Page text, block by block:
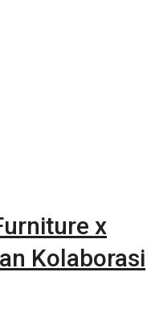
x
Kolaborasi